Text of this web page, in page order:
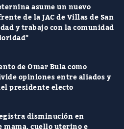
asume un nuevo
de la JAC de Villas de San
y trabajo con la comunidad
de Omar Bula como
opiniones entre aliados y
presidente electo
disminución en